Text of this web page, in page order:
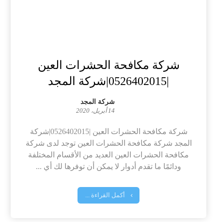
شركة مكافحة الحشرات العين
|0526402015|شركة المجد
شركة المجد
14 أبريل، 2020
شركة مكافحة الحشرات العين |0526402015|شركة
المجد شركة مكافحة الحشرات العين توجد لدى شركة
مكافحة الحشرات العين العديد من الأقسام المختلفة
ودائمًا ما تقدم أدوار لا يمكن أن توفرها لك أي ...
أكمل القراءة ...